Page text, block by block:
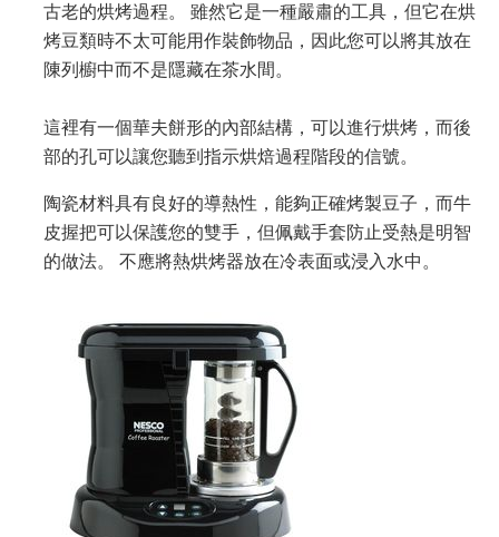
古老的烘烤過程。 雖然它是一種嚴肅的工具，但它在烘
烤豆類時不太可能用作裝飾物品，因此您可以將其放在
陳列櫥中而不是隱藏在茶水間。
這裡有一個華夫餅形的內部結構，可以進行烘烤，而後
部的孔可以讓您聽到指示烘焙過程階段的信號。
陶瓷材料具有良好的導熱性，能夠正確烤製豆子，而牛
皮握把可以保護您的雙手，但佩戴手套防止受熱是明智
的做法。 不應將熱烘烤器放在冷表面或浸入水中。